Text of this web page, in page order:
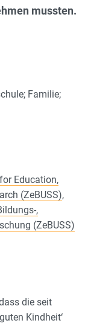
mussten.
Familie;
Education,
(ZeBUSS),
,
(ZeBUSS)
die seit
Kindheit‘